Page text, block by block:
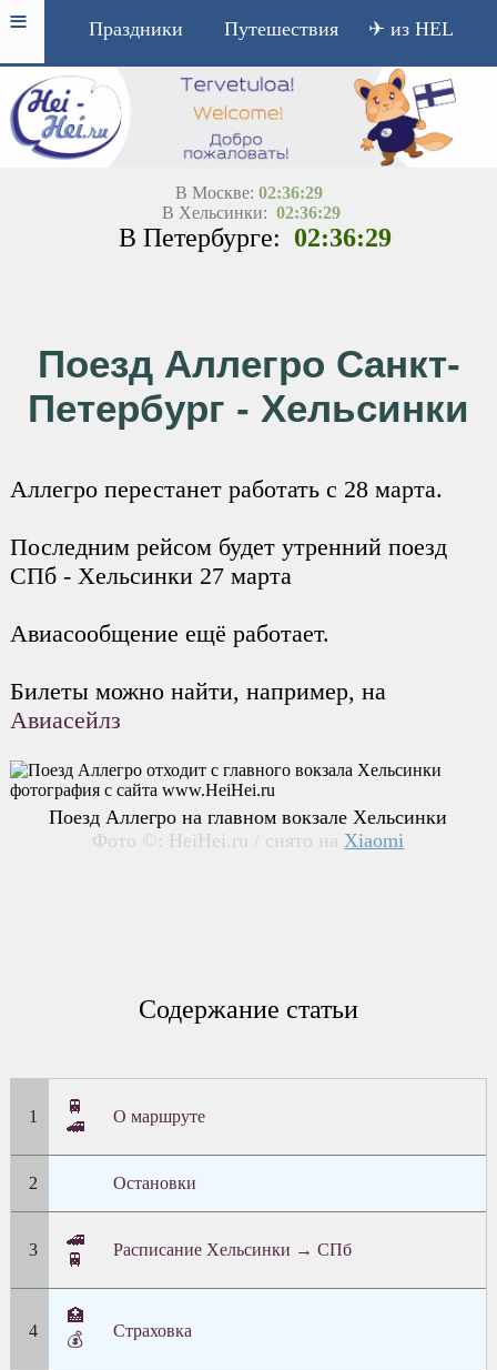
≡ Праздники Путешествия ✈ из HEL
В Москве: 02:36:29
В Хельсинки: 02:36:29
В Петербурге: 02:36:29
Поезд Аллегро Санкт-
Петербург - Хельсинки
Аллегро перестанет работать с 28 марта.
Последним рейсом будет утренний поезд
СПб - Хельсинки 27 марта
Авиасообщение ещё работает.
Билеты можно найти, например, на
Авиасейлз
Поезд Аллегро на главном вокзале Хельсинки
Фото ©: HeiHei.ru / снято на Xiaomi
Содержание статьи
🚆
🚄
О маршруте
Остановки
🚄
🚆
Расписание Хельсинки → CПб
🏥
💰
Страховка